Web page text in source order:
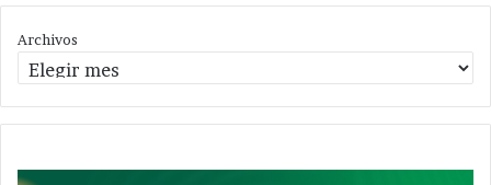
Archivos